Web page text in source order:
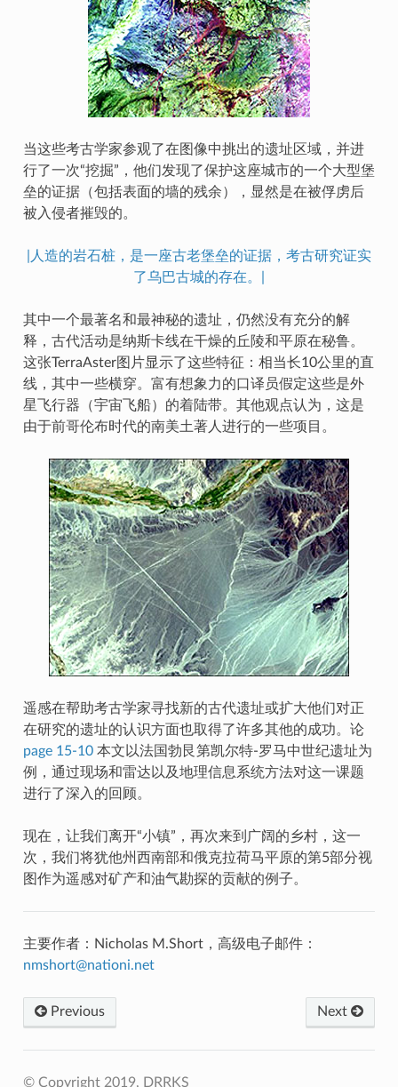
当这些考古学家参观了在图像中挑出的遗址区域，并进
行了一次“挖掘”，他们发现了保护这座城市的一个大型堡
垒的证据（包括表面的墙的残余），显然是在被俘虏后
被入侵者摧毁的。
|人造的岩石桩，是一座古老堡垒的证据，考古研究证实
了乌巴古城的存在。|
其中一个最著名和最神秘的遗址，仍然没有充分的解
释，古代活动是纳斯卡线在干燥的丘陵和平原在秘鲁。
这张TerraAster图片显示了这些特征：相当长10公里的直
线，其中一些横穿。富有想象力的口译员假定这些是外
星飞行器（宇宙飞船）的着陆带。其他观点认为，这是
由于前哥伦布时代的南美土著人进行的一些项目。
遥感在帮助考古学家寻找新的古代遗址或扩大他们对正
在研究的遗址的认识方面也取得了许多其他的成功。论
page 15-10本文以法国勃艮第凯尔特-罗马中世纪遗址为
例，通过现场和雷达以及地理信息系统方法对这一课题
进行了深入的回顾。
现在，让我们离开“小镇”，再次来到广阔的乡村，这一
次，我们将犹他州西南部和俄克拉荷马平原的第5部分视
图作为遥感对矿产和油气勘探的贡献的例子。
主要作者：Nicholas M.Short，高级电子邮件：
nmshort@nationi.net
Next
Previous
© Copyright 2019, DRRKS